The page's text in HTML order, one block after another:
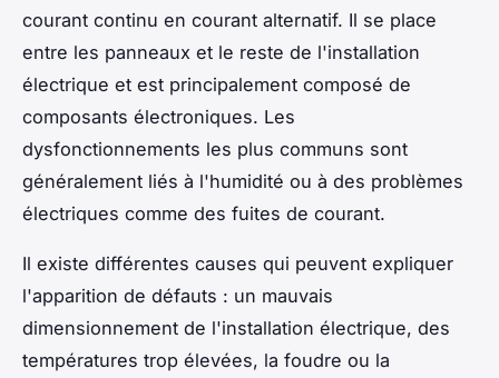
courant continu en courant alternatif. Il se place
entre les panneaux et le reste de l'installation
électrique et est principalement composé de
composants électroniques. Les
dysfonctionnements les plus communs sont
généralement liés à l'humidité ou à des problèmes
électriques comme des fuites de courant.
Il existe différentes causes qui peuvent expliquer
l'apparition de défauts : un mauvais
dimensionnement de l'installation électrique, des
températures trop élevées, la foudre ou la